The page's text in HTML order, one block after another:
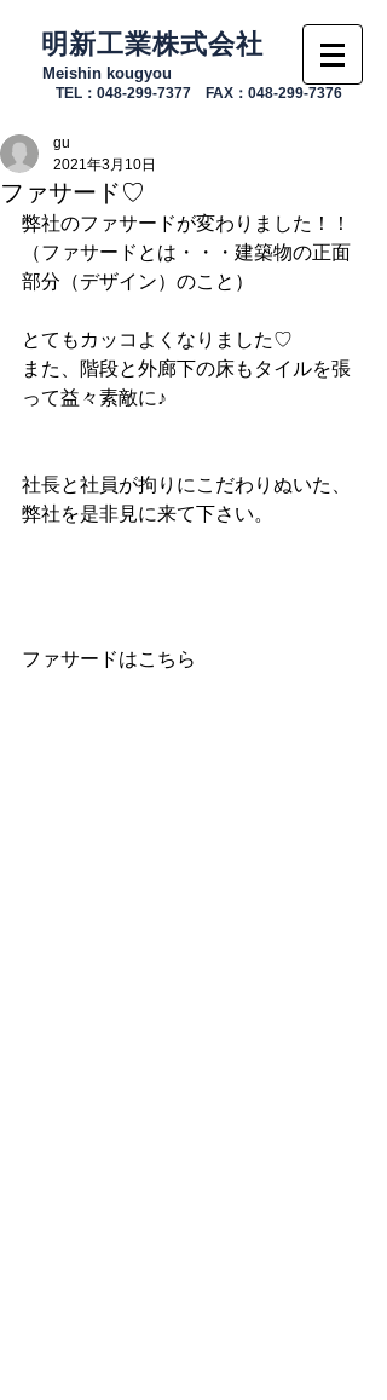
TEL：048-299-7377 FAX：048-299-7376
明新工業株式会社
Meishin kougyou
ファサード♡
gu
2021年3月10日
弊社のファサードが変わりました！！
（ファサードとは・・・建築物の正面
部分（デザイン）のこと）
とてもカッコよくなりました♡
また、階段と外廊下の床もタイルを張
って益々素敵に♪
社長と社員が拘りにこだわりぬいた、
弊社を是非見に来て下さい。
ファサードはこちら